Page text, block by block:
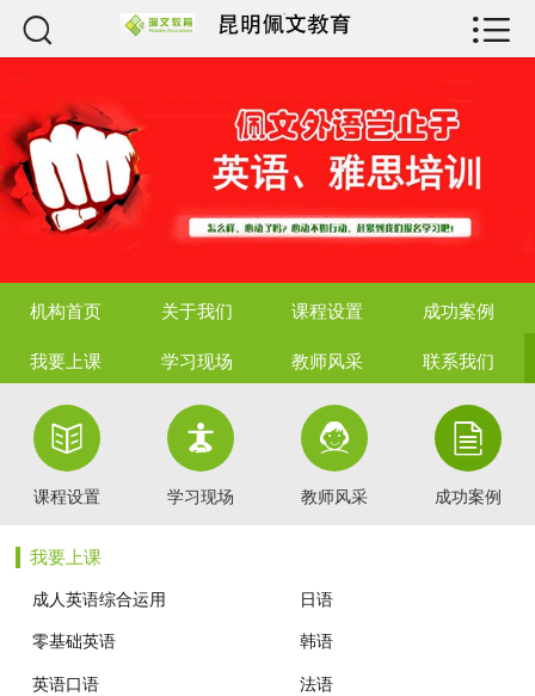

课程设置
成功案例
联系我们
 
机构首页 关于我们 课程设置 成功案例
我要上课 学习现场 教师风采 联系我们

课程设置

学习现场

教师风采

成功案例
我要上课
成人英语综合运用 日语
零基础英语 韩语
英语口语 法语